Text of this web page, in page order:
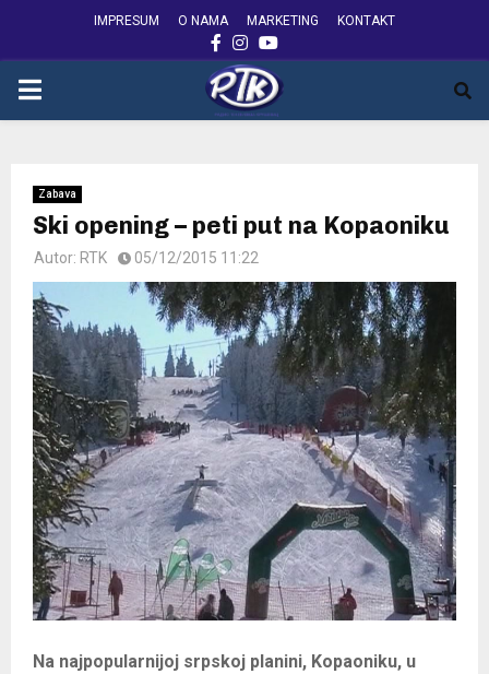
IMPRESUM O NAMA MARKETING KONTAKT
FACEBOOK
INSTAGRAM
YOUTUBE
PRIMARY
Zabava
Ski opening – peti put na Kopaoniku
Autor: RTK 05/12/2015 11:22
Na najpopularnijoj srpskoj planini, Kopaoniku, u